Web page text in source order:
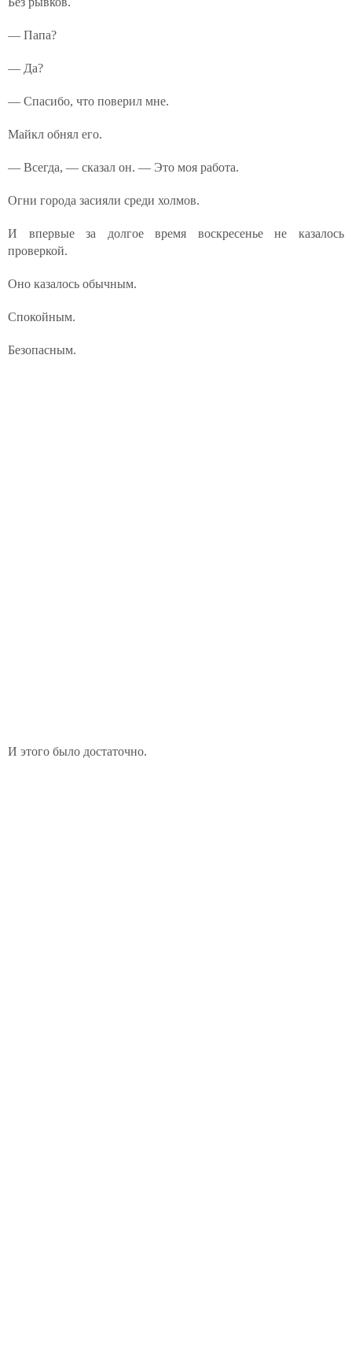
— Папа?
— Да?
— Спасибо, что поверил мне.
Майкл обнял его.
— Всегда, — сказал он. — Это моя работа.
Огни города засияли среди холмов.
И впервые за долгое время воскресенье не казалось
проверкой.
Оно казалось обычным.
Спокойным.
Безопасным.
И этого было достаточно.